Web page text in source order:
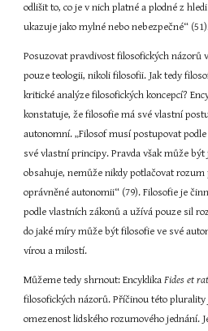
odlišit to, co je v nich platné a plodné z
ukazuje jako mylné nebo nebezpečné“
Posuzovat pravdivost filosofických názorů
pouze teologii, nikoli filosofii. Jak tedy
kritické analýze filosofických koncepcí?
konstatuje, že filosofie má své vlastní
autonomní. „Filosof musí postupovat
své vlastní principy. Pravda však může být
obsahuje, nemůže nikdy potlačovat rozum
oprávněné autonomii“ (79). Filosofie je
podle vlastních zákonů a užívá pouze sil
do jaké míry může být filosofie ve své
vírou a milostí.
Můžeme tedy shrnout: Encyklika Fides et
filosofických názorů. Příčinou této plurality
omezenost lidského rozumového jednání.